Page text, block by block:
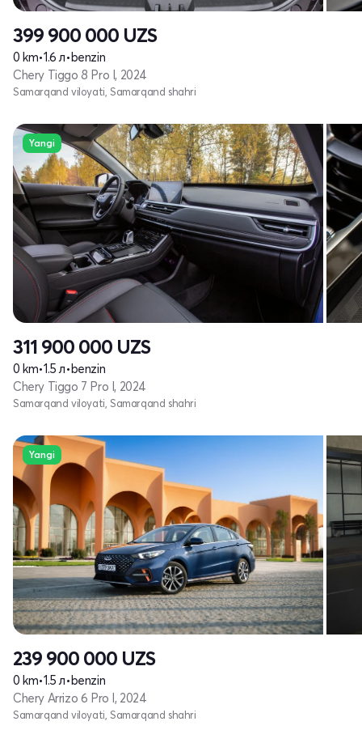
399 900 000 UZS
0 km•1.6 л•benzin
Chery Tiggo 8 Pro I, 2024
Samarqand viloyati, Samarqand shahri
Yangi
311 900 000 UZS
0 km•1.5 л•benzin
Chery Tiggo 7 Pro I, 2024
Samarqand viloyati, Samarqand shahri
Yangi
239 900 000 UZS
0 km•1.5 л•benzin
Chery Arrizo 6 Pro I, 2024
Samarqand viloyati, Samarqand shahri